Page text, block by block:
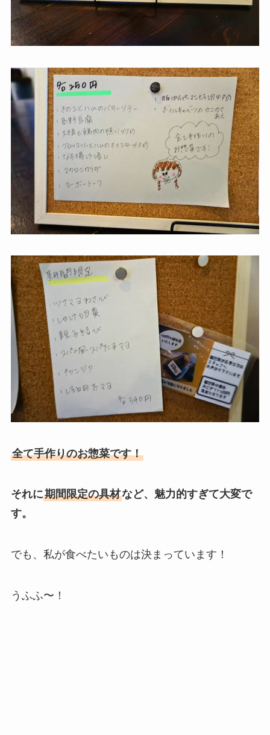
全て手作りのお惣菜です！
それに期間限定の具材など、魅力的すぎて大変で
す。
でも、私が食べたいものは決まっています！
うふふ〜！